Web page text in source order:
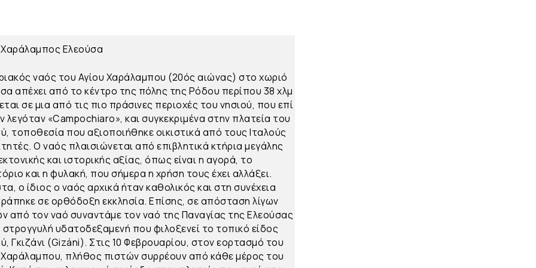
Χαράλαμπος Ελεούσα
ναός του Αγίου Χαράλαμπου (20ός αιώνας) στο χωριό
απέχει από το κέντρο της πόλης της Ρόδου περίπου 38 χλμ
σε μια από τις πιο πράσινες περιοχές του νησιού, που επί
λεγόταν «Campochiaro», και συγκεκριμένα στην πλατεία του
τοποθεσία που αξιοποιήθηκε οικιστικά από τους Ιταλούς
Ο ναός πλαισιώνεται από επιβλητικά κτήρια μεγάλης
και ιστορικής αξίας, όπως είναι η αγορά, το
και η φυλακή, που σήμερα η χρήση τους έχει αλλάξει.
ο ίδιος ο ναός αρχικά ήταν καθολικός και στη συνέχεια
σε ορθόδοξη εκκλησία. Επίσης, σε απόσταση λίγων
από τον ναό συναντάμε τον ναό της Παναγίας της Ελεούσας
στρογγυλή υδατοδεξαμενή που φιλοξενεί το τοπικό είδος
Γκιζάνι (Gizáni). Στις 10 Φεβρουαρίου, στον εορτασμό του
Χαράλαμπου, πλήθος πιστών συρρέουν από κάθε μέρος του